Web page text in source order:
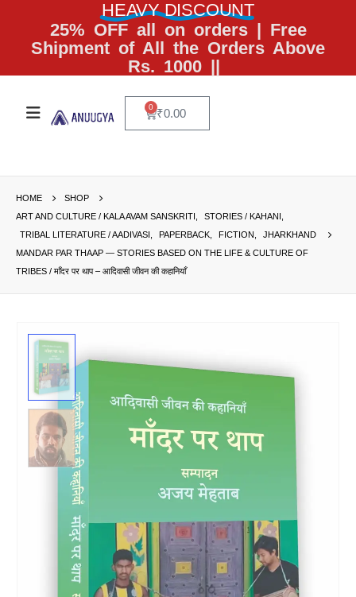
HEAVY DISCOUNT
25% OFF all on orders | Free
Shipment of All the Orders Above
Rs. 1000 ||
₹0.00
0
HOME
SHOP
ART AND CULTURE / KALA AVAM SANSKRITI
STORIES / KAHANI
TRIBAL LITERATURE / AADIVASI
PAPERBACK FICTION
JHARKHAND
MANDAR PAR THAAP — STORIES BASED ON THE LIFE & CULTURE OF
TRIBES / माँदर पर थाप – आदिवासी जीवन की कहानियाँ